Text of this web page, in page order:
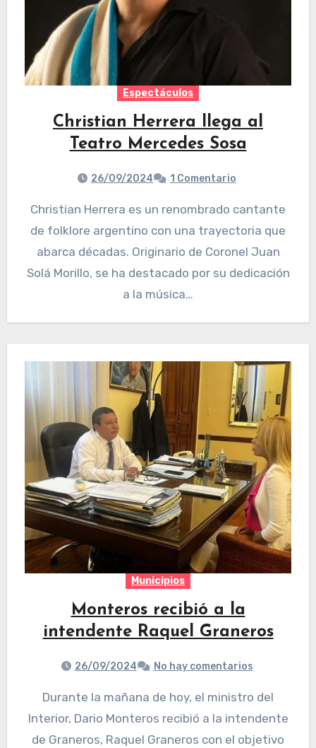
Espectáculos
Christian Herrera llega al
Teatro Mercedes Sosa
26/09/2024 1 Comentario
Christian Herrera es un renombrado cantante
de folklore argentino con una trayectoria que
abarca décadas. Originario de Coronel Juan
Solá Morillo, se ha destacado por su dedicación
a la música…
Municipios
Monteros recibió a la
intendente Raquel Graneros
26/09/2024 No hay comentarios
Durante la mañana de hoy, el ministro del
Interior, Dario Monteros recibió a la intendente
de Graneros, Raquel Graneros con el objetivo